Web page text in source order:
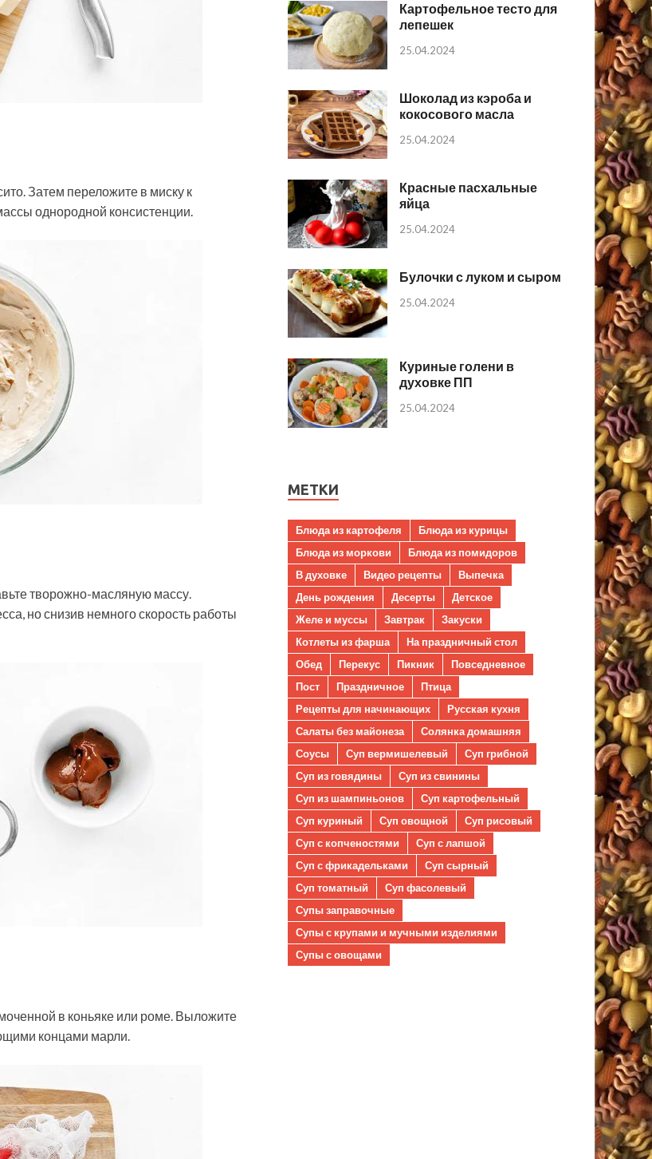
Затем переложите в миску к
однородной консистенции.
творожно-масляную массу.
но снизив немного скорость работы
в коньяке или роме. Выложите
концами марли.
Картофельное тесто для
лепешек
25.04.2024
Шоколад из кэроба и
кокосового масла
25.04.2024
Красные пасхальные
яйца
25.04.2024
Булочки с луком и сыром
25.04.2024
Куриные голени в
духовке ПП
25.04.2024
МЕТКИ
Блюда из картофеля
Блюда из курицы
Блюда из моркови
Блюда из помидоров
В духовке
Видео рецепты
Выпечка
День рождения
Десерты
Детское
Желе и муссы
Завтрак
Закуски
Котлеты из фарша
На праздничный стол
Обед
Перекус Пикник
Повседневное
Пост
Праздничное
Птица
Рецепты для начинающих
Русская кухня
Салаты без майонеза
Солянка домашняя
Соусы
Суп вермишелевый
Суп грибной
Суп из говядины
Суп из свинины
Суп из шампиньонов
Суп картофельный
Суп куриный
Суп овощной
Суп рисовый
Суп с копченостями
Суп с лапшой
Суп с фрикадельками
Суп сырный
Суп томатный
Суп фасолевый
Супы заправочные
Супы с крупами и мучными изделиями
Супы с овощами